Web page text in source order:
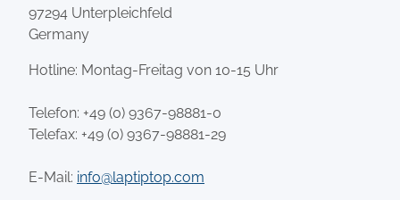
97294 Unterpleichfeld
Germany
Hotline: Montag-Freitag von 10-15 Uhr
Telefon: +49 (0) 9367-98881-0
Telefax: +49 (0) 9367-98881-29
E-Mail: info@laptiptop.com